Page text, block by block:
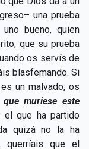
una prueba
bueno, quien
que su prueba
os servís de
blasfemando. Si
un malvado, os
muriese este
el que ha partido
quizá no la ha
querríais que el